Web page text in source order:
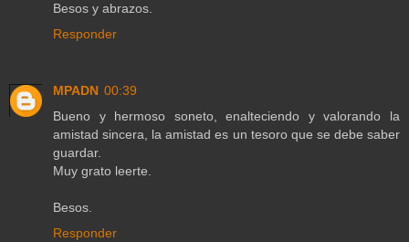
Besos y abrazos.
Responder
MPADN 00:39
Bueno y hermoso soneto, enalteciendo y valorando la
amistad sincera, la amistad es un tesoro que se debe saber
guardar.
Muy grato leerte.
Besos.
Responder